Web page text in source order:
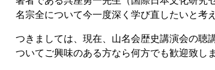
名宗全について今一度深く学び直したいと考
つきましては、現在、山名会歴史講演会の聴
ついてご興味のある方なら何方でも歓迎致し